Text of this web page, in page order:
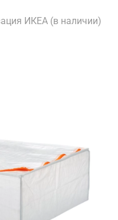
ИКЕА (в наличии)